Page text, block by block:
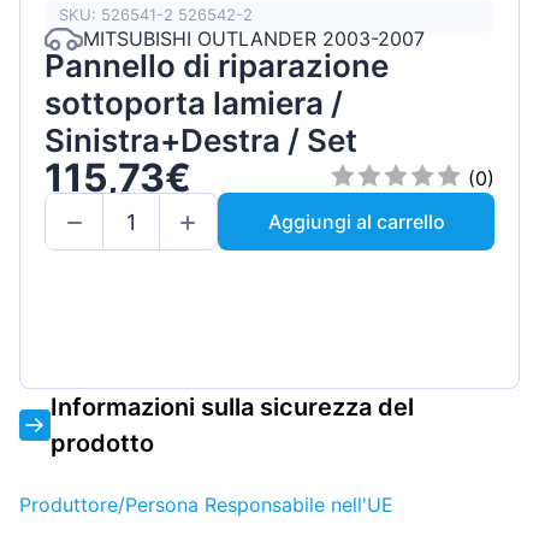
SKU: 526541-2 526542-2
MITSUBISHI OUTLANDER 2003-2007
Pannello di riparazione
sottoporta lamiera /
Sinistra+Destra / Set
115,73€
(0)
Aggiungi al carrello
Informazioni sulla sicurezza del
prodotto
Produttore/Persona Responsabile nell'UE